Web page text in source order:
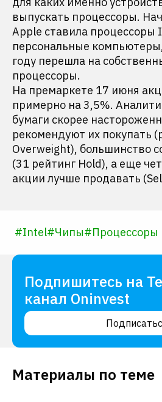
выпускать процессоры.
Apple ставила процессоры
персональные
году перешла на
процессоры.
На премаркете 17 июня
примерно на 3,5%.
бумаги скорее
рекомендуют их покупать
Overweight), большинство
(31 рейтинг Hold), а еще
акции лучше продавать
#Intel#Чипы#Процессоры
Подпишитесь на
канал Oninvest
Материалы по теме